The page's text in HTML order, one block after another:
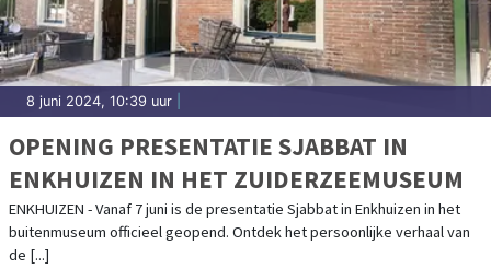
8 juni 2024, 10:39 uur
OPENING PRESENTATIE SJABBAT IN
ENKHUIZEN IN HET ZUIDERZEEMUSEUM
ENKHUIZEN - Vanaf 7 juni is de presentatie Sjabbat in Enkhuizen in het
buitenmuseum officieel geopend. Ontdek het persoonlijke verhaal van
de [...]